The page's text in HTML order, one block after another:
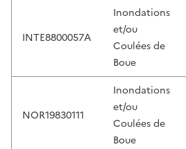
INTE8800057A
Inondations
et/ou
Coulées de
Boue
NOR19830111
Inondations
et/ou
Coulées de
Boue